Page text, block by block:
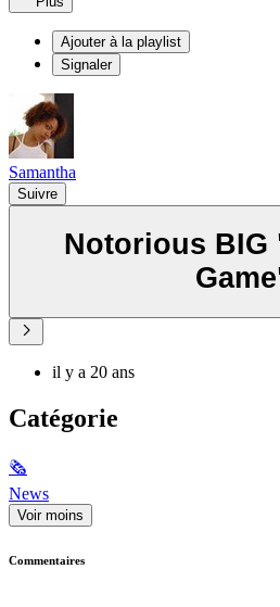
Ajouter à la playlist
Signaler
Samantha
Suivre
Notorious BIG
il y a 20 ans
Catégorie
🗞
News
Voir moins
Commentaires